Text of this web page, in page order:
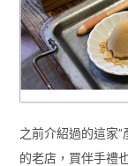
之前介紹過的這家
的老店，買伴手禮